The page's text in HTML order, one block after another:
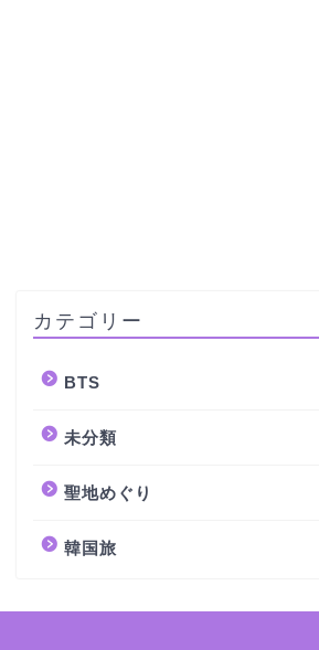
カテゴリー
BTS
未分類
聖地めぐり
韓国旅